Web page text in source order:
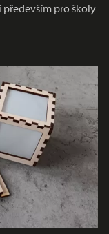
pro školy